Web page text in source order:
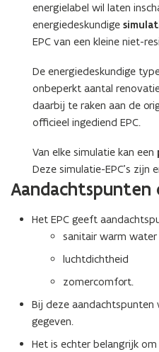
energielabel wil laten
energiedeskundige
EPC van een kleine niet-
De energiedeskundige
onbeperkt aantal
daarbij te raken aan de
officieel ingediend EPC.
Van elke simulatie kan een
Deze simulatie-EPC’s zijn
Aandachtspunten
Het EPC geeft
sanitair warm water
luchtdichtheid
zomercomfort.
Bij deze aandachtspunten
gegeven.
Het is echter belangrijk